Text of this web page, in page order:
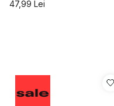
47,99 Lei